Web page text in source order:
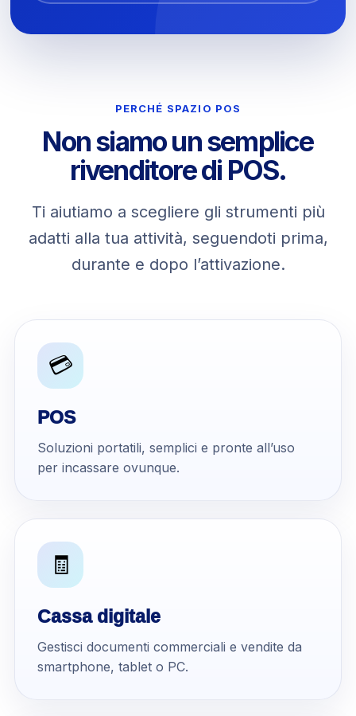
PERCHÉ SPAZIO POS
Non siamo un semplice
rivenditore di POS.
Ti aiutiamo a scegliere gli strumenti più
adatti alla tua attività, seguendoti prima,
durante e dopo l’attivazione.
💳
POS
Soluzioni portatili, semplici e pronte all’uso
per incassare ovunque.
🧾
Cassa digitale
Gestisci documenti commerciali e vendite da
smartphone, tablet o PC.